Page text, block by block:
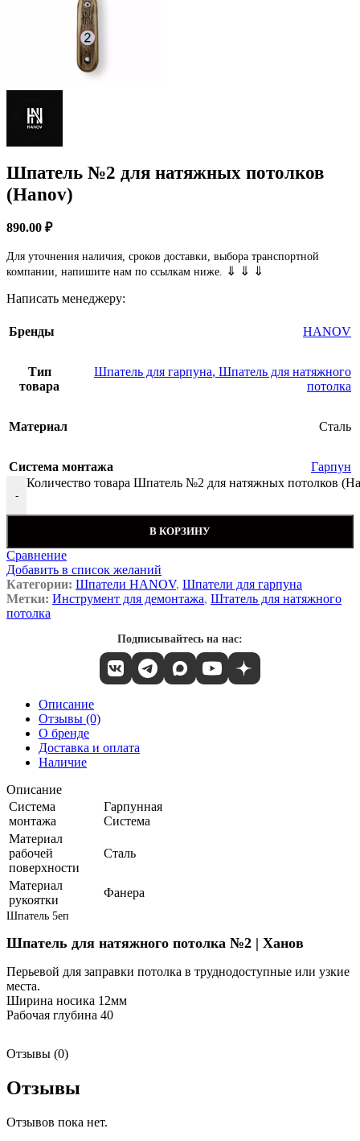
Шпатель №2 для натяжных потолков
(Hanov)
890.00 ₽
Для уточнения наличия, сроков доставки, выбора транспортной
компании, напишите нам по ссылкам ниже. ⇓ ⇓ ⇓
Написать менеджеру:
Бренды HANOV
Тип
товара
Шпатель для гарпуна, Шпатель для натяжного
потолка
Материал Сталь
Система монтажа Гарпун
-
Количество товара Шпатель №2 для натяжных потолков
В КОРЗИНУ
Сравнение
Добавить в список желаний
Категории: Шпатели HANOV, Шпатели для гарпуна
Метки: Инструмент для демонтажа, Штатель для натяжного
потолка
Подписывайтесь на нас:
Описание
Отзывы (0)
О бренде
Доставка и оплата
Наличие
Описание
Система
монтажа
Гарпунная
Система
Материал
рабочей
поверхности
Сталь
Материал
рукоятки
Фанера
Шпатель 5еп
Шпатель для натяжного потолка №2 | Ханов
Перьевой для заправки потолка в труднодоступные или узкие
места.
Ширина носика 12мм
Рабочая глубина 40
Отзывы (0)
Отзывы
Отзывов пока нет.